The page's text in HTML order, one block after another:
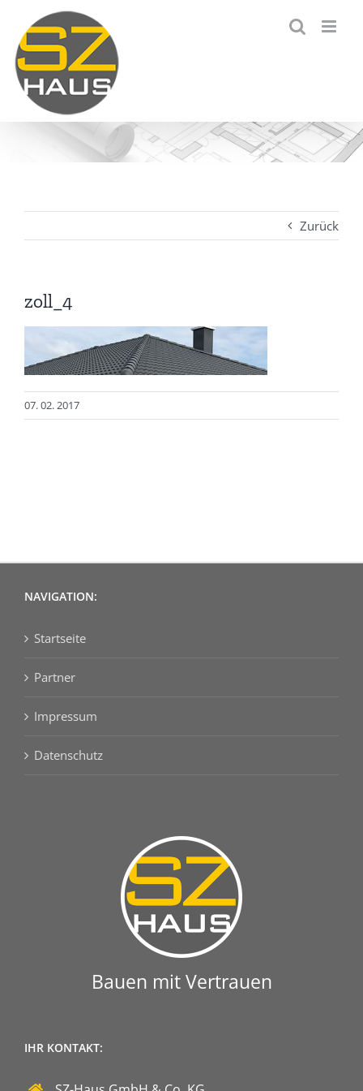
Inhalt
springen
Zurück
zoll_4
07. 02. 2017
NAVIGATION:
Startseite
Partner
Impressum
Datenschutz
Bauen mit Vertrauen
IHR KONTAKT: